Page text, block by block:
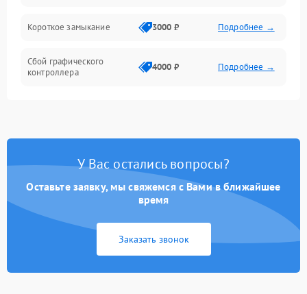
Короткое замыкание 3000 ₽ Подробнее →
Сбой графического
контроллера
4000 ₽ Подробнее →
У Вас остались вопросы?
Оставьте заявку, мы свяжемся с Вами в ближайшее
время
Заказать звонок